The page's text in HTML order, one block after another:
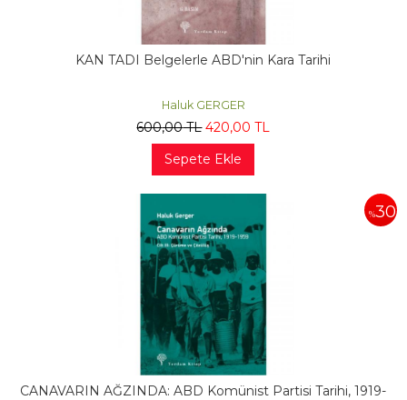
KAN TADI Belgelerle ABD'nin Kara Tarihi
Haluk GERGER
600,00TL 420,00 TL
Sepete Ekle
%30
CANAVARIN AĞZINDA: ABD Komünist Partisi Tarihi, 1919-